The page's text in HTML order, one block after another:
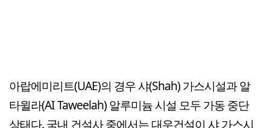
아랍에미리트(UAE)의 경우 샤(Shah) 가스시설과 알
타윌라(AI Taweelah) 알루미늄 시설 모두 가동 중단
상태다. 국내 건설사 중에서는 대우건설이 샤 가스시